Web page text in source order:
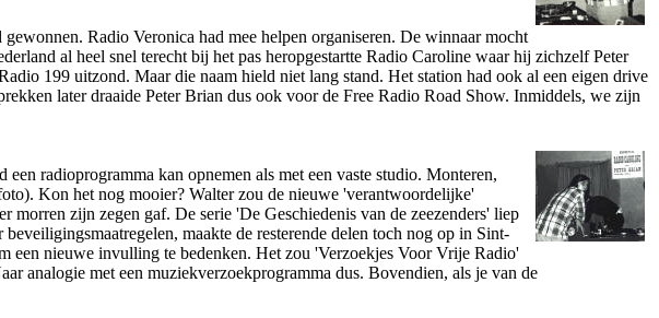
Radio Veronica had mee helpen organiseren. De winnaar mocht
al heel snel terecht bij het pas heropgestartte Radio Caroline waar hij zichzelf Peter
199 uitzond. Maar die naam hield niet lang stand. Het station had ook al een eigen drive
later draaide Peter Brian dus ook voor de Free Radio Road Show. Inmiddels, we zijn
radioprogramma kan opnemen als met een vaste studio. Monteren,
Kon het nog mooier? Walter zou de nieuwe 'verantwoordelijke'
zijn zegen gaf. De serie 'De Geschiedenis van de zeezenders' liep
maakte de resterende delen toch nog op in Sint-
een nieuwe invulling te bedenken. Het zou 'Verzoekjes Voor Vrije Radio'
analogie met een muziekverzoekprogramma dus. Bovendien, als je van de